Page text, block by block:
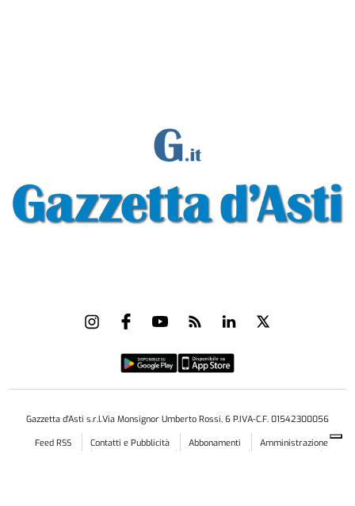
Gazzetta d'Asti s.r.l.Via Monsignor Umberto Rossi, 6 P.IVA-C.F. 01542300056
Feed RSS
Contatti e Pubblicità Abbonamenti
Amministrazione